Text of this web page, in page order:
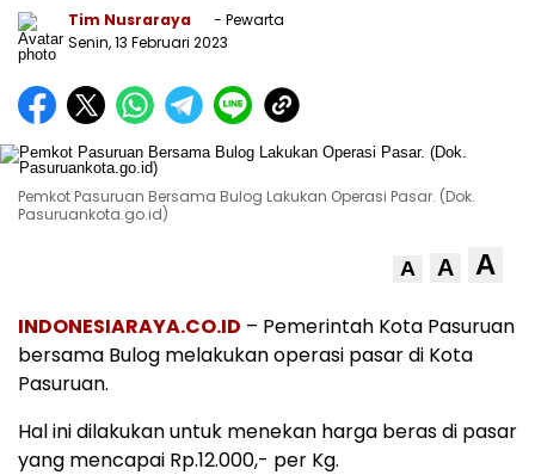
Tim Nusraraya
- Pewarta
Senin, 13 Februari 2023
Pemkot Pasuruan Bersama Bulog Lakukan Operasi Pasar. (Dok.
Pasuruankota.go.id)
A A A
INDONESIARAYA.CO.ID – Pemerintah Kota Pasuruan
bersama Bulog melakukan operasi pasar di Kota
Pasuruan.
Hal ini dilakukan untuk menekan harga beras di pasar
yang mencapai Rp.12.000,- per Kg.